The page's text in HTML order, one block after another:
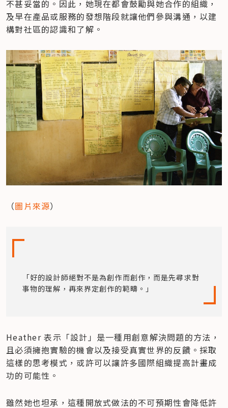
不甚妥當的。因此，她現在都會鼓勵與她合作的組織，
及早在產品或服務的發想階段就讓他們參與溝通，以建
構對社區的認識和了解。
（圖片來源）
「好的設計師絕對不是為創作而創作，而是先尋求對
事物的理解，再來界定創作的範疇。」
Heather 表示「設計」是一種用創意解決問題的方法，
且必須擁抱實驗的機會以及接受真實世界的反饋。採取
這樣的思考模式，或許可以讓許多國際組織提高計畫成
功的可能性。
雖然她也坦承，這種開放式做法的不可預期性會降低許